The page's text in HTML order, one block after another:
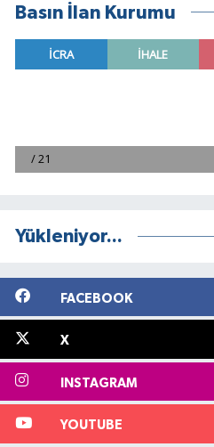
Basın İlan Kurumu
Yükleniyor...
FACEBOOK
X
INSTAGRAM
YOUTUBE